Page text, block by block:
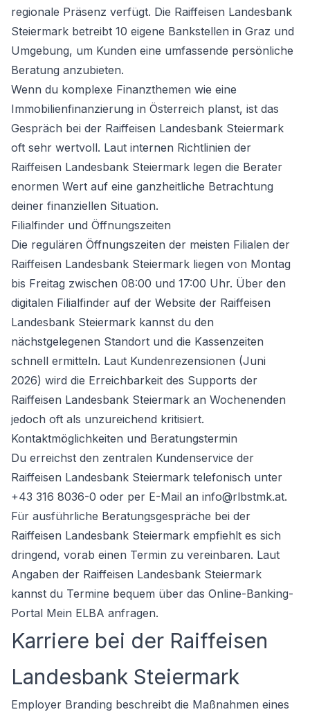
regionale Präsenz verfügt. Die Raiffeisen Landesbank
Steiermark betreibt 10 eigene Bankstellen in Graz und
Umgebung, um Kunden eine umfassende persönliche
Beratung anzubieten.
Wenn du komplexe Finanzthemen wie eine
Immobilienfinanzierung in Österreich planst, ist das
Gespräch bei der Raiffeisen Landesbank Steiermark
oft sehr wertvoll. Laut internen Richtlinien der
Raiffeisen Landesbank Steiermark legen die Berater
enormen Wert auf eine ganzheitliche Betrachtung
deiner finanziellen Situation.
Filialfinder und Öffnungszeiten
Die regulären Öffnungszeiten der meisten Filialen der
Raiffeisen Landesbank Steiermark liegen von Montag
bis Freitag zwischen 08:00 und 17:00 Uhr. Über den
digitalen Filialfinder auf der Website der Raiffeisen
Landesbank Steiermark kannst du den
nächstgelegenen Standort und die Kassenzeiten
schnell ermitteln. Laut Kundenrezensionen (Juni
2026) wird die Erreichbarkeit des Supports der
Raiffeisen Landesbank Steiermark an Wochenenden
jedoch oft als unzureichend kritisiert.
Kontaktmöglichkeiten und Beratungstermin
Du erreichst den zentralen Kundenservice der
Raiffeisen Landesbank Steiermark telefonisch unter
+43 316 8036-0 oder per E-Mail an info@rlbstmk.at.
Für ausführliche Beratungsgespräche bei der
Raiffeisen Landesbank Steiermark empfiehlt es sich
dringend, vorab einen Termin zu vereinbaren. Laut
Angaben der Raiffeisen Landesbank Steiermark
kannst du Termine bequem über das Online-Banking-
Portal Mein ELBA anfragen.
Karriere bei der Raiffeisen
Landesbank Steiermark
Employer Branding beschreibt die Maßnahmen eines